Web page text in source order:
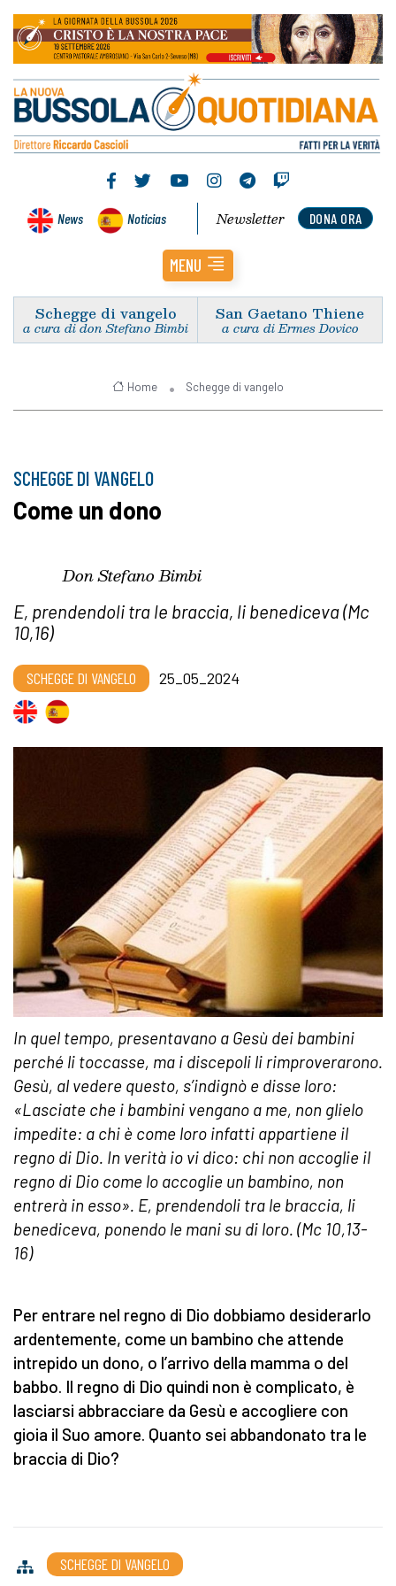
News Noticias DONA ORA
Newsletter
MENU
Schegge di vangelo
a cura di don Stefano Bimbi
San Gaetano Thiene
a cura di Ermes Dovico
Home Schegge di vangelo
SCHEGGE DI VANGELO
Come un dono
Don Stefano Bimbi
E, prendendoli tra le braccia, li benediceva (Mc
10,16)
SCHEGGE DI VANGELO 25_05_2024
In quel tempo, presentavano a Gesù dei bambini
perché li toccasse, ma i discepoli li rimproverarono.
Gesù, al vedere questo, s’indignò e disse loro:
«Lasciate che i bambini vengano a me, non glielo
impedite: a chi è come loro infatti appartiene il
regno di Dio. In verità io vi dico: chi non accoglie il
regno di Dio come lo accoglie un bambino, non
entrerà in esso». E, prendendoli tra le braccia, li
benediceva, ponendo le mani su di loro. (Mc 10,13-
16)
Per entrare nel regno di Dio dobbiamo desiderarlo
ardentemente, come un bambino che attende
intrepido un dono, o l’arrivo della mamma o del
babbo. Il regno di Dio quindi non è complicato, è
lasciarsi abbracciare da Gesù e accogliere con
gioia il Suo amore. Quanto sei abbandonato tra le
braccia di Dio?
SCHEGGE DI VANGELO